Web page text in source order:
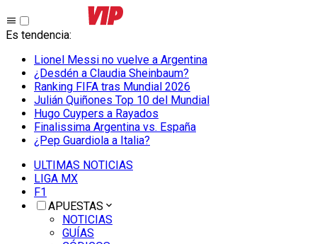
Es tendencia:
Lionel Messi no vuelve a Argentina
¿Desdén a Claudia Sheinbaum?
Ranking FIFA tras Mundial 2026
Julián Quiñones Top 10 del Mundial
Hugo Cuypers a Rayados
Finalissima Argentina vs. España
¿Pep Guardiola a Italia?
ULTIMAS NOTICIAS
LIGA MX
F1
APUESTAS
NOTICIAS
GUÍAS